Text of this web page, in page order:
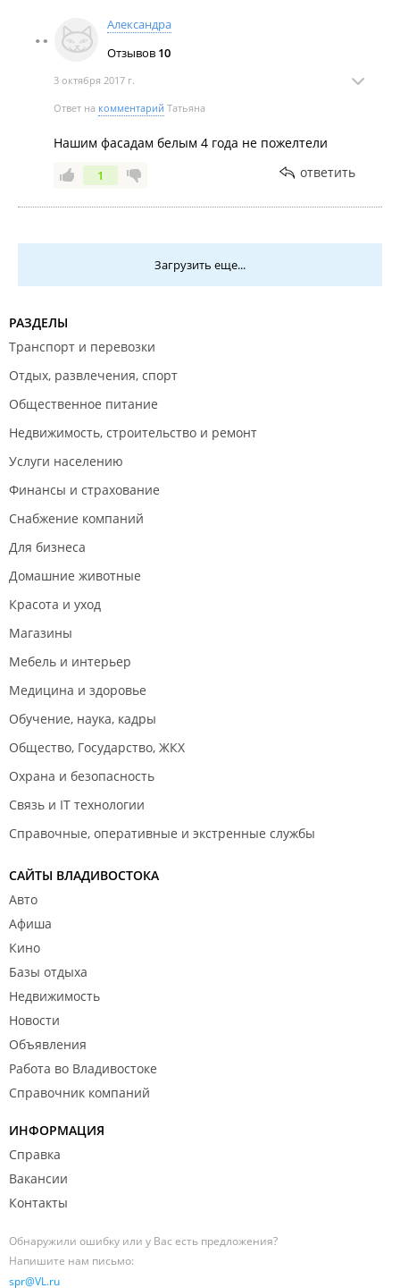
Александра
Отзывов 10
3 октября 2017 г.
Ответ на комментарий Татьяна
Нашим фасадам белым 4 года не пожелтели
1 ответить
Загрузить еще...
РАЗДЕЛЫ
Транспорт и перевозки
Отдых, развлечения, спорт
Общественное питание
Недвижимость, строительство и ремонт
Услуги населению
Финансы и страхование
Снабжение компаний
Для бизнеса
Домашние животные
Красота и уход
Магазины
Мебель и интерьер
Медицина и здоровье
Обучение, наука, кадры
Общество, Государство, ЖКХ
Охрана и безопасность
Связь и IT технологии
Справочные, оперативные и экстренные службы
САЙТЫ ВЛАДИВОСТОКА
Авто
Афиша
Кино
Базы отдыха
Недвижимость
Новости
Объявления
Работа во Владивостоке
Справочник компаний
ИНФОРМАЦИЯ
Справка
Вакансии
Контакты
Обнаружили ошибку или у Вас есть предложения?
Напишите нам письмо:
spr@VL.ru